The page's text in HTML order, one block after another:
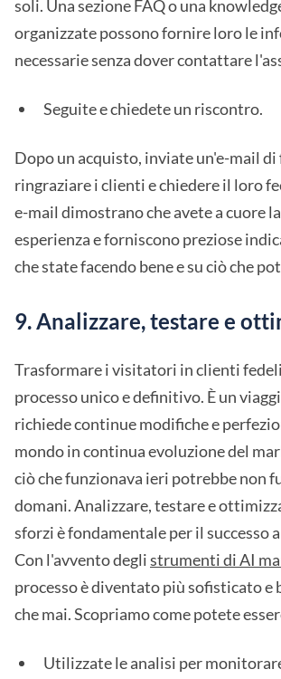
soli. Una sezione FAQ o una
organizzate possono fornire loro le
necessarie senza dover contattare
Seguite e chiedete un riscontro.
Dopo un acquisto, inviate un'e-mail
ringraziare i clienti e chiedere il loro
e-mail dimostrano che avete a cuore
esperienza e forniscono preziose
che state facendo bene e su ciò che
9. Analizzare, testare e
Trasformare i visitatori in clienti
processo unico e definitivo. È un
richiede continue modifiche e
mondo in continua evoluzione del
ciò che funzionava ieri potrebbe non
domani. Analizzare, testare e
sforzi è fondamentale per il successo
Con l'avvento deglistrumenti di AI
processo è diventato più sofisticato e
che mai. Scopriamo come potete
Utilizzate le analisi per